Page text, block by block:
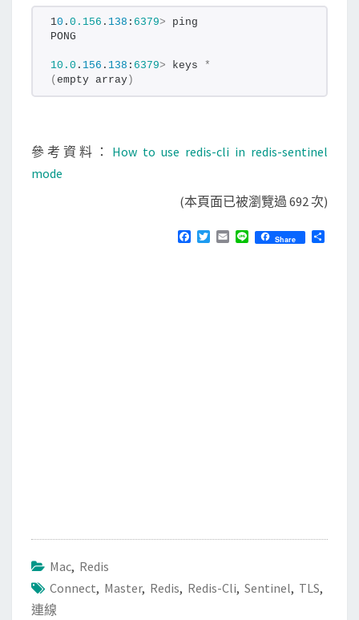
10 . 0.156 . 138 : 6379> ping
PONG
10.0 . 156 . 138 : 6379> keys *
( empty array )
參考資料： How to use redis-cli in redis-sentinel
mode
(本頁面已被瀏覽過 692 次)
E
Share
Mac, Redis
Connect, Master, Redis, Redis-Cli, Sentinel, TLS,
連線